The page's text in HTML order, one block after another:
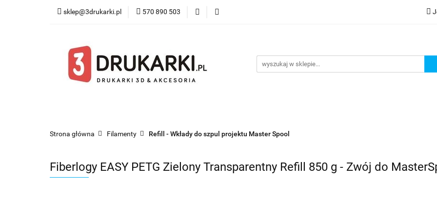
sklep@3drukarki.pl 570 890 503
Blog Bestsellery
Strona główna Filamenty Refill - Wkłady do szpul projektu Master Spool
Fiberlogy EASY PETG Zielony Transparentny Refill 850 g - Zwój do